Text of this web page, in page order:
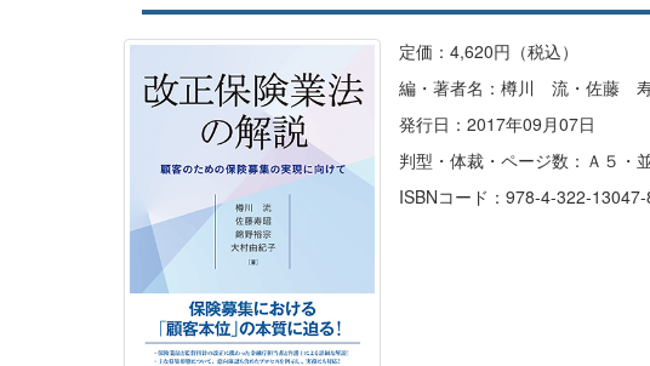
定価：4,620円（税込）
編・著者名：樽川 流・佐藤
発行日：2017年09月07日
判型・体裁・ページ数：Ａ５・
ISBNコード：978-4-322-13047-